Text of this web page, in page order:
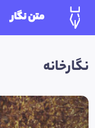
متن نگار
نگارخانه